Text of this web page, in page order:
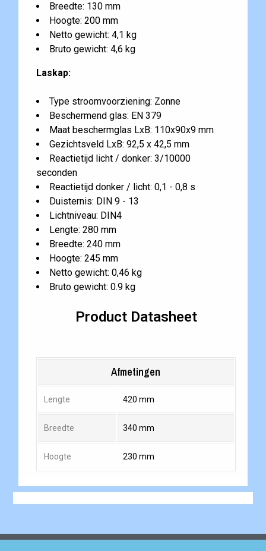
Breedte: 130 mm
Hoogte: 200 mm
Netto gewicht: 4,1 kg
Bruto gewicht: 4,6 kg
Laskap:
Type stroomvoorziening: Zonne
Beschermend glas: EN 379
Maat beschermglas LxB: 110x90x9 mm
Gezichtsveld LxB: 92,5 x 42,5 mm
Reactietijd licht / donker: 3/10000
seconden
Reactietijd donker / licht: 0,1 - 0,8 s
Duisternis: DIN 9 - 13
Lichtniveau: DIN4
Lengte: 280 mm
Breedte: 240 mm
Hoogte: 245 mm
Netto gewicht: 0,46 kg
Bruto gewicht: 0.9 kg
Product Datasheet
Afmetingen
Lengte 420 mm
Breedte 340 mm
Hoogte 230 mm